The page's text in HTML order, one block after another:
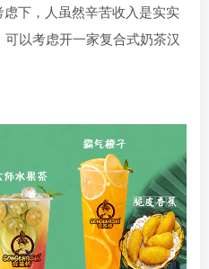
下，人虽然辛苦收入是实实
以考虑开一家复合式奶茶汉